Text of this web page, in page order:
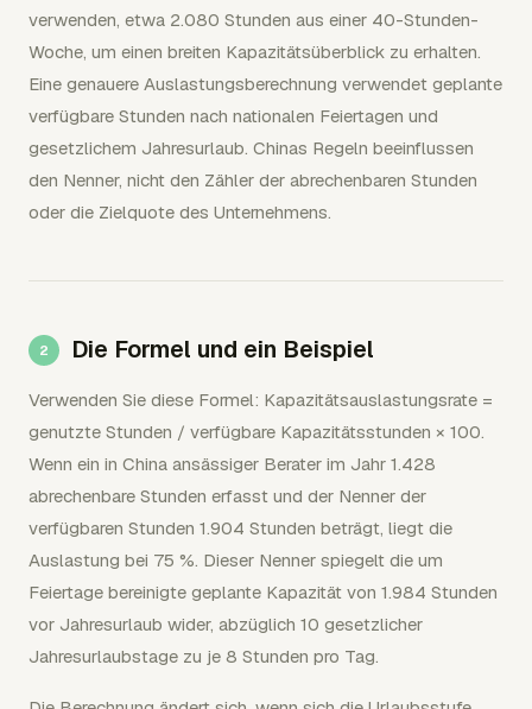
verwenden, etwa 2.080 Stunden aus einer 40-Stunden-
Woche, um einen breiten Kapazitätsüberblick zu erhalten.
Eine genauere Auslastungsberechnung verwendet geplante
verfügbare Stunden nach nationalen Feiertagen und
gesetzlichem Jahresurlaub. Chinas Regeln beeinflussen
den Nenner, nicht den Zähler der abrechenbaren Stunden
oder die Zielquote des Unternehmens.
Die Formel und ein Beispiel
Verwenden Sie diese Formel: Kapazitätsauslastungsrate =
genutzte Stunden / verfügbare Kapazitätsstunden × 100.
Wenn ein in China ansässiger Berater im Jahr 1.428
abrechenbare Stunden erfasst und der Nenner der
verfügbaren Stunden 1.904 Stunden beträgt, liegt die
Auslastung bei 75 %. Dieser Nenner spiegelt die um
Feiertage bereinigte geplante Kapazität von 1.984 Stunden
vor Jahresurlaub wider, abzüglich 10 gesetzlicher
Jahresurlaubstage zu je 8 Stunden pro Tag.